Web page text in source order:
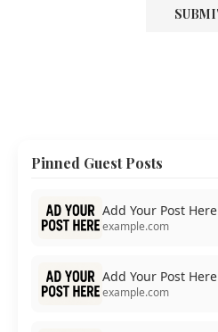
Pinned Guest Posts
Add Your Post Here
example.com
Add Your Post Here
example.com